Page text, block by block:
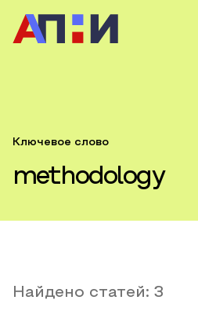
Ключевое слово
methodology
Найдено статей: 3